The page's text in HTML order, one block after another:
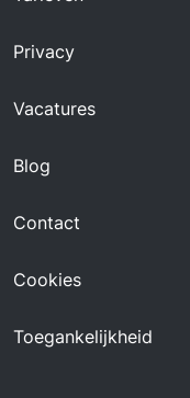
Privacy
Vacatures
Blog
Contact
Cookies
Toegankelijkheid